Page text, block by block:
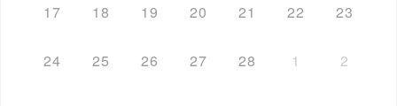
17 18 19 20 21 22 23
24 25 26 27 28 1 2